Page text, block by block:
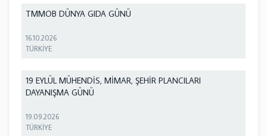
TMMOB DÜNYA GIDA GÜNÜ
16.10.2026
TÜRKİYE
19 EYLÜL MÜHENDİS, MİMAR, ŞEHİR PLANCILARI
DAYANIŞMA GÜNÜ
19.09.2026
TÜRKİYE